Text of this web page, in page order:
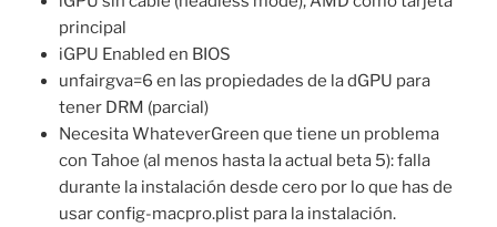
principal
iGPU Enabled en BIOS
unfairgva=6 en las propiedades de la dGPU para
tener DRM (parcial)
Necesita WhateverGreen que tiene un problema
con Tahoe (al menos hasta la actual beta 5): falla
durante la instalación desde cero por lo que has de
usar config-macpro.plist para la instalación.